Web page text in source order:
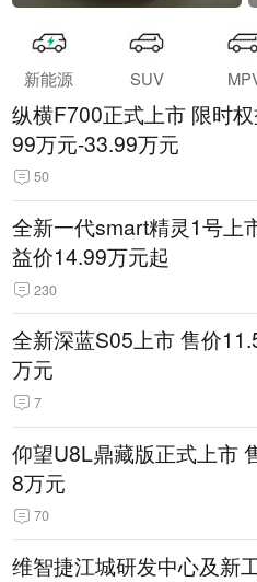
新能源 SUV
纵横F700正式上市 限时
99万元-33.99万元
50
全新一代smart精灵1号上
益价14.99万元起
230
全新深蓝S05上市 售价
万元
7
仰望U8L鼎藏版正式上市
8万元
70
维智捷江城研发中心及新